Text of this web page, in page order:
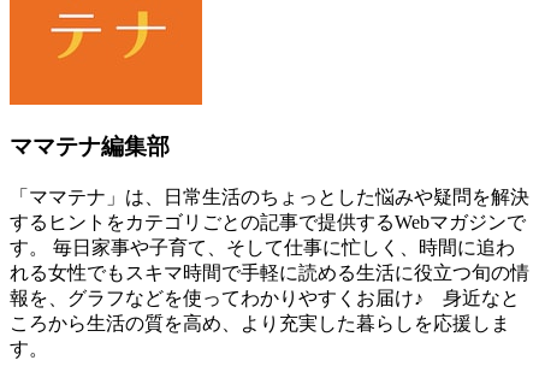
ママテナ編集部
「ママテナ」は、日常生活のちょっとした悩みや疑問を解決
するヒントをカテゴリごとの記事で提供するWebマガジンで
す。 毎日家事や子育て、そして仕事に忙しく、時間に追わ
れる女性でもスキマ時間で手軽に読める生活に役立つ旬の情
報を、グラフなどを使ってわかりやすくお届け♪ 身近なと
ころから生活の質を高め、より充実した暮らしを応援しま
す。